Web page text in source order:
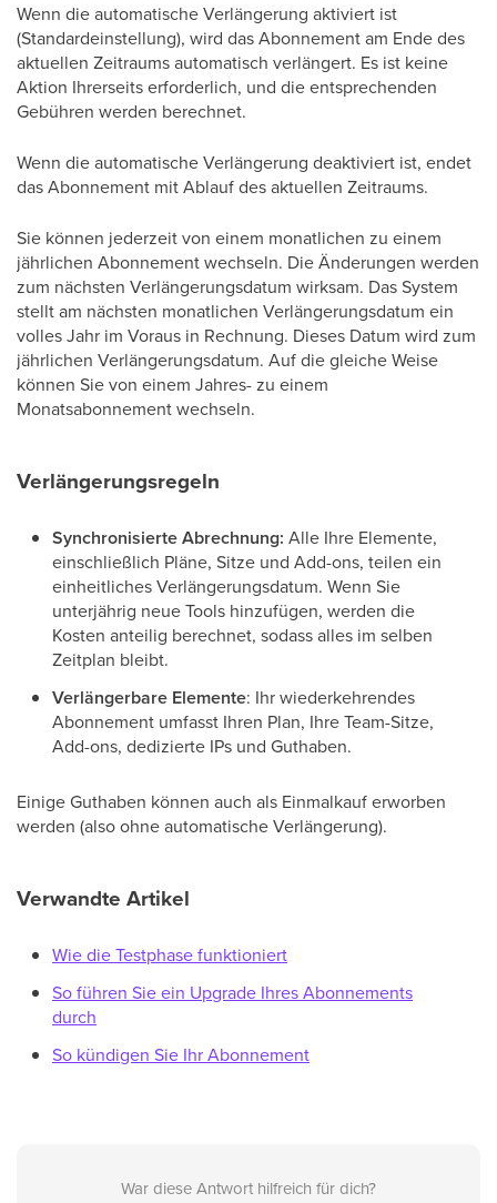
Wenn die automatische Verlängerung aktiviert ist
(Standardeinstellung), wird das Abonnement am Ende des
aktuellen Zeitraums automatisch verlängert. Es ist keine
Aktion Ihrerseits erforderlich, und die entsprechenden
Gebühren werden berechnet.
Wenn die automatische Verlängerung deaktiviert ist, endet
das Abonnement mit Ablauf des aktuellen Zeitraums.
Sie können jederzeit von einem monatlichen zu einem
jährlichen Abonnement wechseln. Die Änderungen werden
zum nächsten Verlängerungsdatum wirksam. Das System
stellt am nächsten monatlichen Verlängerungsdatum ein
volles Jahr im Voraus in Rechnung. Dieses Datum wird zum
jährlichen Verlängerungsdatum. Auf die gleiche Weise
können Sie von einem Jahres- zu einem
Monatsabonnement wechseln.
Verlängerungsregeln
Synchronisierte Abrechnung: Alle Ihre Elemente,
einschließlich Pläne, Sitze und Add-ons, teilen ein
einheitliches Verlängerungsdatum. Wenn Sie
unterjährig neue Tools hinzufügen, werden die
Kosten anteilig berechnet, sodass alles im selben
Zeitplan bleibt.
Verlängerbare Elemente: Ihr wiederkehrendes
Abonnement umfasst Ihren Plan, Ihre Team-Sitze,
Add-ons, dedizierte IPs und Guthaben.
Einige Guthaben können auch als Einmalkauf erworben
werden (also ohne automatische Verlängerung).
Verwandte Artikel
Wie die Testphase funktioniert
So führen Sie ein Upgrade Ihres Abonnements
durch
So kündigen Sie Ihr Abonnement
War diese Antwort hilfreich für dich?